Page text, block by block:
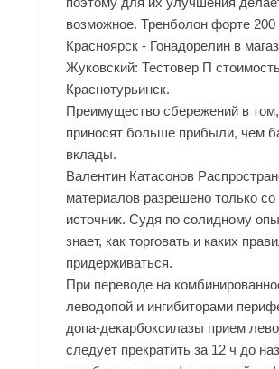
возможное. Тренболон форте
Красноярск - Гонадорелин в
Жуковский: Тестовер П
Краснотурьинск.
Преимущество сбережений в
приносят больше прибыли, чем
вклады.
Валентин Катасонов
материалов разрешено только
источник. Судя по солидному
знает, как торговать и каких
придерживаться.
При переводе на
леводопой и ингибиторами
допа-декарбоксилазы прием
следует прекратить за 12 ч до